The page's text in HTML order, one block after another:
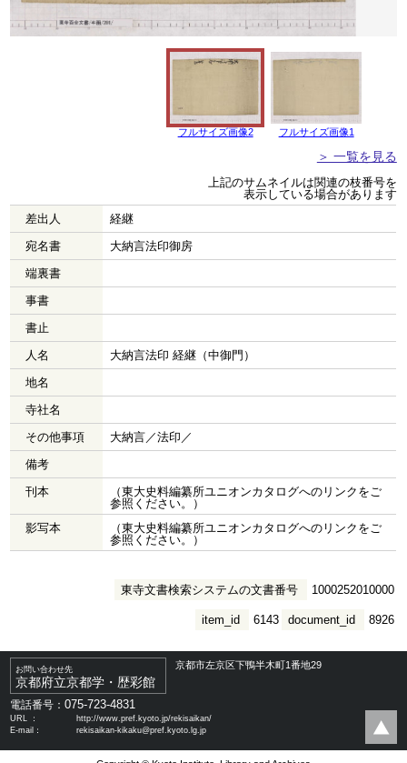
フルサイズ画像2 フルサイズ画像1
＞ 一覧を見る
上記のサムネイルは関連の枝番号を
表示している場合があります
差出人
経継
宛名書
大納言法印御房
端裏書
事書
書止
人名
大納言法印 経継（中御門）
地名
寺社名
その他事項
大納言／法印／
備考
刊本
（東大史料編纂所ユニオンカタログへのリンクをご
参照ください。）
影写本
（東大史料編纂所ユニオンカタログへのリンクをご
参照ください。）
東寺文書検索システムの文書番号 1000252010000
document_id 8926
item_id 6143
お問い合わせ先
京都府立京都学・歴彩館
京都市左京区下鴨半木町1番地29
電話番号：075-723-4831
URL ：
http://www.pref.kyoto.jp/rekisaikan/
E-mail：
rekisaikan-kikaku@pref.kyoto.lg.jp